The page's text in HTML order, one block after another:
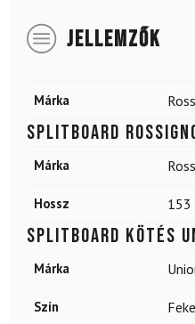
JELLEMZŐK
Márka
Splitboard
Márka
Hossz 153
Splitboard kötés
Márka
Szín